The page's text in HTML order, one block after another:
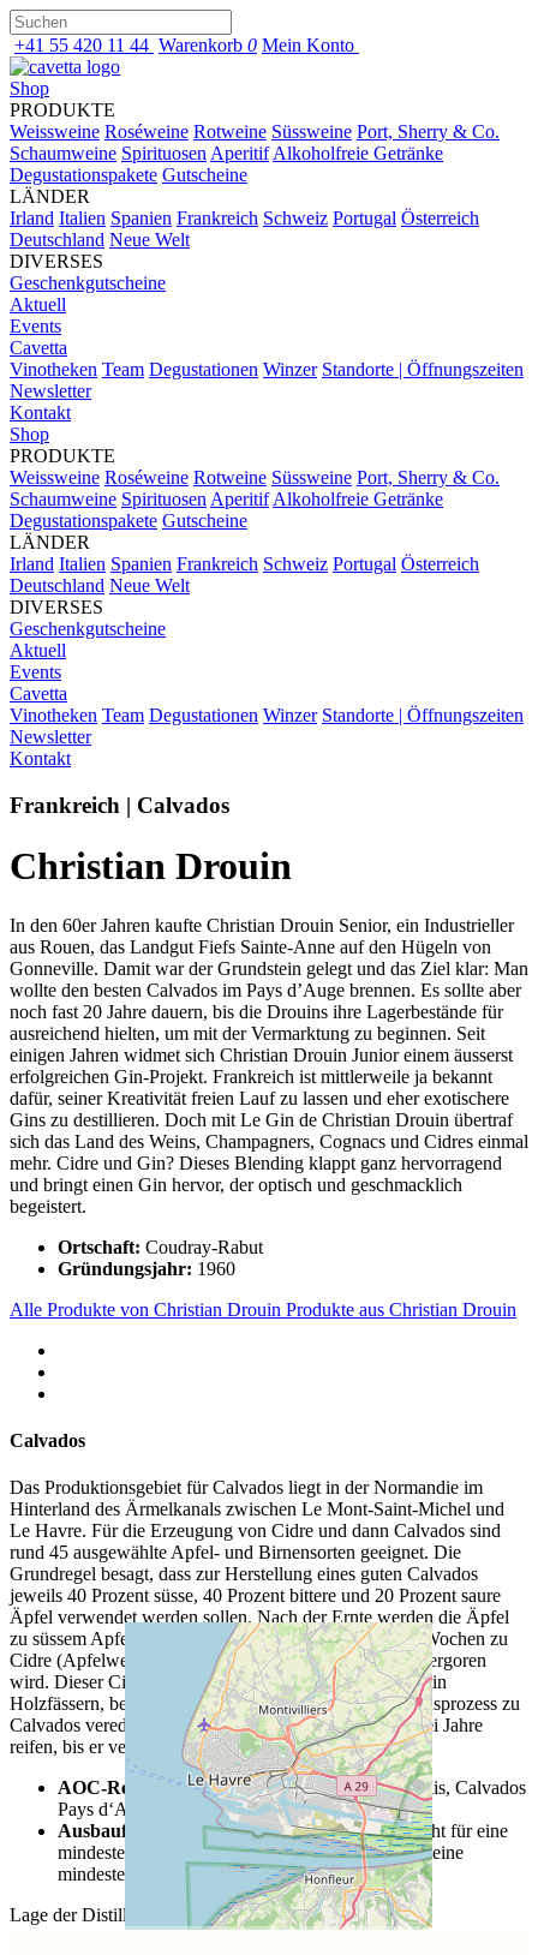
+41 55 420 11 44 Warenkorb 0 Mein Konto
Shop
PRODUKTE
Weissweine Roséweine Rotweine Süssweine Port, Sherry & Co.
Schaumweine Spirituosen Aperitif Alkoholfreie Getränke
Degustationspakete Gutscheine
LÄNDER
Irland Italien Spanien Frankreich Schweiz Portugal Österreich
Deutschland Neue Welt
DIVERSES
Geschenkgutscheine
Aktuell
Events
Cavetta
Vinotheken Team Degustationen Winzer Standorte | Öffnungszeiten
Newsletter
Kontakt
Shop
PRODUKTE
Weissweine Roséweine Rotweine Süssweine Port, Sherry & Co.
Schaumweine Spirituosen Aperitif Alkoholfreie Getränke
Degustationspakete Gutscheine
LÄNDER
Irland Italien Spanien Frankreich Schweiz Portugal Österreich
Deutschland Neue Welt
DIVERSES
Geschenkgutscheine
Aktuell
Events
Cavetta
Vinotheken Team Degustationen Winzer Standorte | Öffnungszeiten
Newsletter
Kontakt
Frankreich | Calvados
Christian Drouin
In den 60er Jahren kaufte Christian Drouin Senior, ein Industrieller
aus Rouen, das Landgut Fiefs Sainte-Anne auf den Hügeln von
Gonneville. Damit war der Grundstein gelegt und das Ziel klar: Man
wollte den besten Calvados im Pays d’Auge brennen. Es sollte aber
noch fast 20 Jahre dauern, bis die Drouins ihre Lagerbestände für
ausreichend hielten, um mit der Vermarktung zu beginnen. Seit
einigen Jahren widmet sich Christian Drouin Junior einem äusserst
erfolgreichen Gin-Projekt. Frankreich ist mittlerweile ja bekannt
dafür, seiner Kreativität freien Lauf zu lassen und eher exotischere
Gins zu destillieren. Doch mit Le Gin de Christian Drouin übertraf
sich das Land des Weins, Champagners, Cognacs und Cidres einmal
mehr. Cidre und Gin? Dieses Blending klappt ganz hervorragend
und bringt einen Gin hervor, der optisch und geschmacklich
begeistert.
Ortschaft: Coudray-Rabut
Gründungsjahr: 1960
Alle Produkte von Christian Drouin Produkte aus Christian Drouin
Calvados
Das Produktionsgebiet für Calvados liegt in der Normandie im
Hinterland des Ärmelkanals zwischen Le Mont-Saint-Michel und
Le Havre. Für die Erzeugung von Cidre und dann Calvados sind
rund 45 ausgewählte Apfel- und Birnensorten geeignet. Die
Grundregel besagt, dass zur Herstellung eines guten Calvados
jeweils 40 Prozent süsse, 40 Prozent bittere und 20 Prozent saure
Äpfel verwendet werden sollen. Nach der Ernte werden die Äpfel
zu süssem Apfelmost verarbeitet, der dann in wenigen Wochen zu
Cidre (Apfelwein) mit ca. 5 Volumenprozent Alkohol vergoren
wird. Dieser Cidre reift anschliessend bis zu zwei Jahre in
Holzfässern, bevor er in einem zweistufigen Destillationsprozess zu
Calvados veredelt wird. Calvados muss mindestens zwei Jahre
reifen, bis er vermarktet werden darf.
AOC-Regionen:Calvados, Calvados Domfrontais, Calvados
Pays d‘Auge
Ausbauformen:
VSOP oder Grande Réserve steht für eine
mindestens fünfjährige, XO oder Hors d’Age für eine
mindestens sechsjährige Reifezeit
Lage der Distillerie